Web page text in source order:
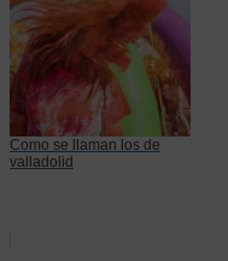
Como se llaman los de
valladolid